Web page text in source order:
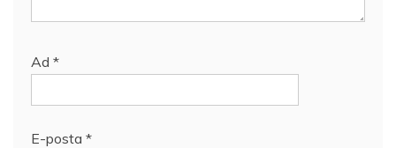
Ad *
E-posta *